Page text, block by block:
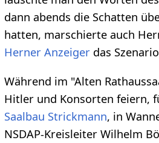
dann abends die Schatten
hatten, marschierte auch
Herner Anzeigerdas
Während im "Alten
Hitler und Konsorten feiern,
Saalbau Strickmann, in
NSDAP-Kreisleiter Wilhelm